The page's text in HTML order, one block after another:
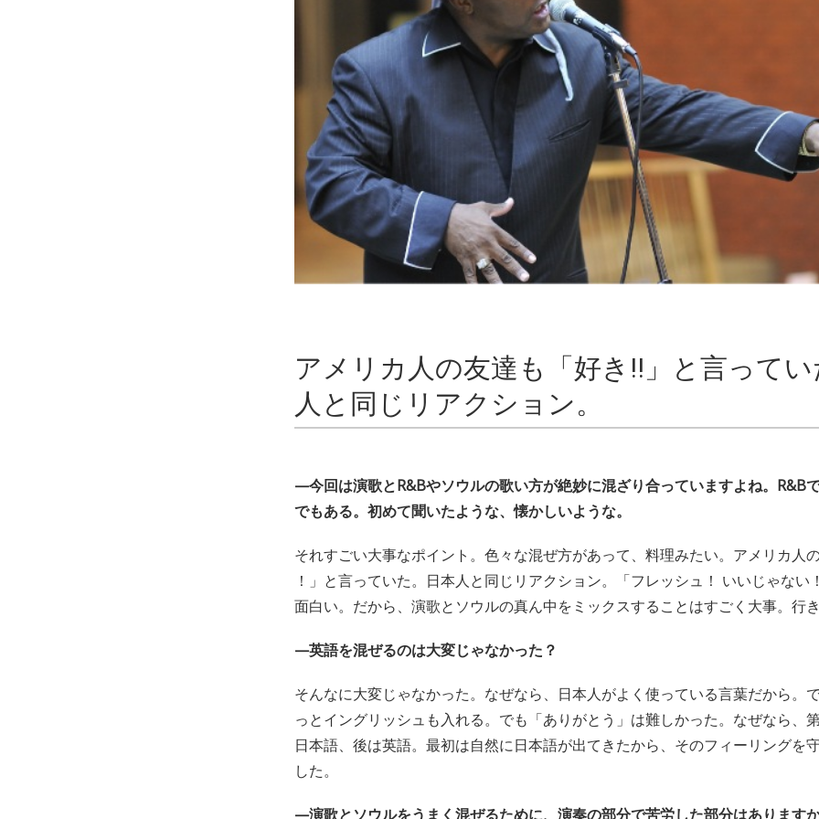
アメリカ人の友達も「好き!!」と言って
人と同じリアクション。
—今回は演歌とR&Bやソウルの歌い方が絶妙に混ざり合っていますよね。R&B
でもある。初めて聞いたような、懐かしいような。
それすごい大事なポイント。色々な混ぜ方があって、料理みたい。アメリカ人
！」と言っていた。日本人と同じリアクション。「フレッシュ！ いいじゃない
面白い。だから、演歌とソウルの真ん中をミックスすることはすごく大事。行
—英語を混ぜるのは大変じゃなかった？
そんなに大変じゃなかった。なぜなら、日本人がよく使っている言葉だから。
っとイングリッシュも入れる。でも「ありがとう」は難しかった。なぜなら、
日本語、後は英語。最初は自然に日本語が出てきたから、そのフィーリングを
した。
—演歌とソウルをうまく混ぜるために、演奏の部分で苦労した部分はあります